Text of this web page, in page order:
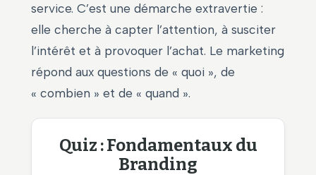
service. C’est une démarche extravertie :
elle cherche à capter l’attention, à susciter
l’intérêt et à provoquer l’achat. Le marketing
répond aux questions de « quoi », de
« combien » et de « quand ».
Quiz : Fondamentaux du
Branding